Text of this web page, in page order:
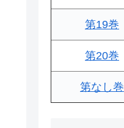
第19巻
第20巻
第なし巻